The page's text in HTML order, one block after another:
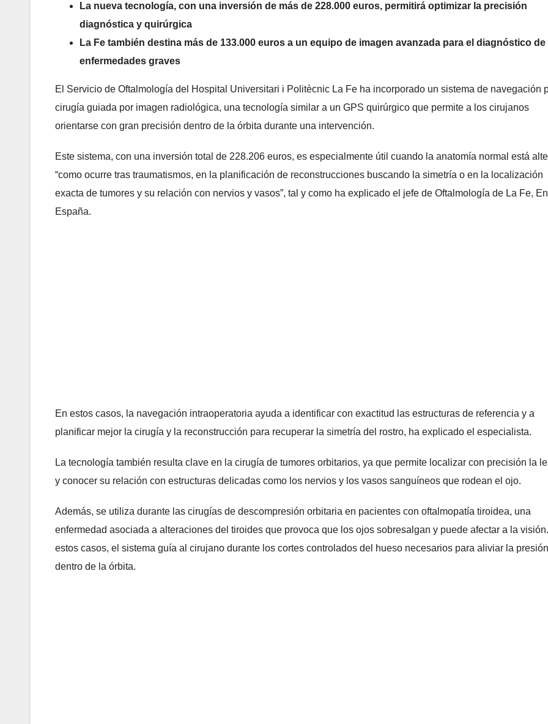
La nueva tecnología, con una inversión de más de 228.000 euros, permitirá optimizar la precisión
diagnóstica y quirúrgica
La Fe también destina más de 133.000 euros a un equipo de imagen avanzada para el diagnóstico de
enfermedades graves
El Servicio de Oftalmología del Hospital Universitari i Politècnic La Fe ha incorporado un sistema de navegación
cirugía guiada por imagen radiológica, una tecnología similar a un GPS quirúrgico que permite a los cirujanos
orientarse con gran precisión dentro de la órbita durante una intervención.
Este sistema, con una inversión total de 228.206 euros, es especialmente útil cuando la anatomía normal está
“como ocurre tras traumatismos, en la planificación de reconstrucciones buscando la simetría o en la localización
exacta de tumores y su relación con nervios y vasos”, tal y como ha explicado el jefe de Oftalmología de La Fe,
España.
En estos casos, la navegación intraoperatoria ayuda a identificar con exactitud las estructuras de referencia y a
planificar mejor la cirugía y la reconstrucción para recuperar la simetría del rostro, ha explicado el especialista.
La tecnología también resulta clave en la cirugía de tumores orbitarios, ya que permite localizar con precisión la
y conocer su relación con estructuras delicadas como los nervios y los vasos sanguíneos que rodean el ojo.
Además, se utiliza durante las cirugías de descompresión orbitaria en pacientes con oftalmopatía tiroidea, una
enfermedad asociada a alteraciones del tiroides que provoca que los ojos sobresalgan y puede afectar a la
estos casos, el sistema guía al cirujano durante los cortes controlados del hueso necesarios para aliviar la presión
dentro de la órbita.